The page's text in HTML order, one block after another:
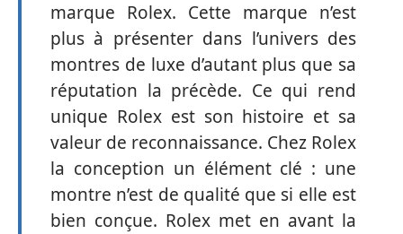
marque Rolex. Cette marque n’est
plus à présenter dans l’univers des
montres de luxe d’autant plus que sa
réputation la précède. Ce qui rend
unique Rolex est son histoire et sa
valeur de reconnaissance. Chez Rolex
la conception un élément clé : une
montre n’est de qualité que si elle est
bien conçue. Rolex met en avant la